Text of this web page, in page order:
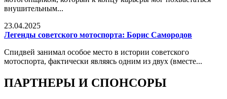
внушительным...
23.04.2025
Легенды советского мотоспорта: Борис Самородов
Спидвей занимал особое место в истории советского
мотоспорта, фактически являясь одним из двух (вместе...
ПАРТНЕРЫ И СПОНСОРЫ